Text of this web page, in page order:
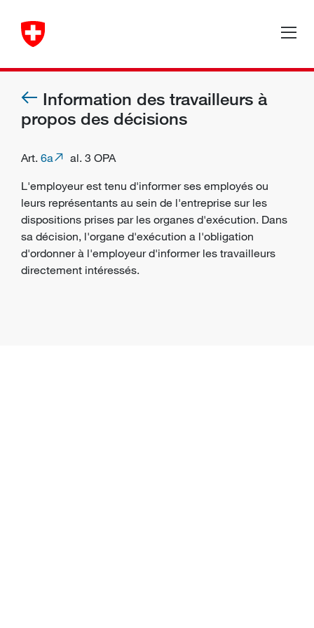
Information des travailleurs à
propos des décisions
Art. 6a
al. 3 OPA
L'employeurest tenu d'informer ses employés ou
leurs représentants au sein de l'entreprise sur les
dispositions prises par les organes d'exécution. Dans
sa décision, l'organe d'exécution a l'obligation
d'ordonner à l'employeur d'informer les travailleurs
directement intéressés.